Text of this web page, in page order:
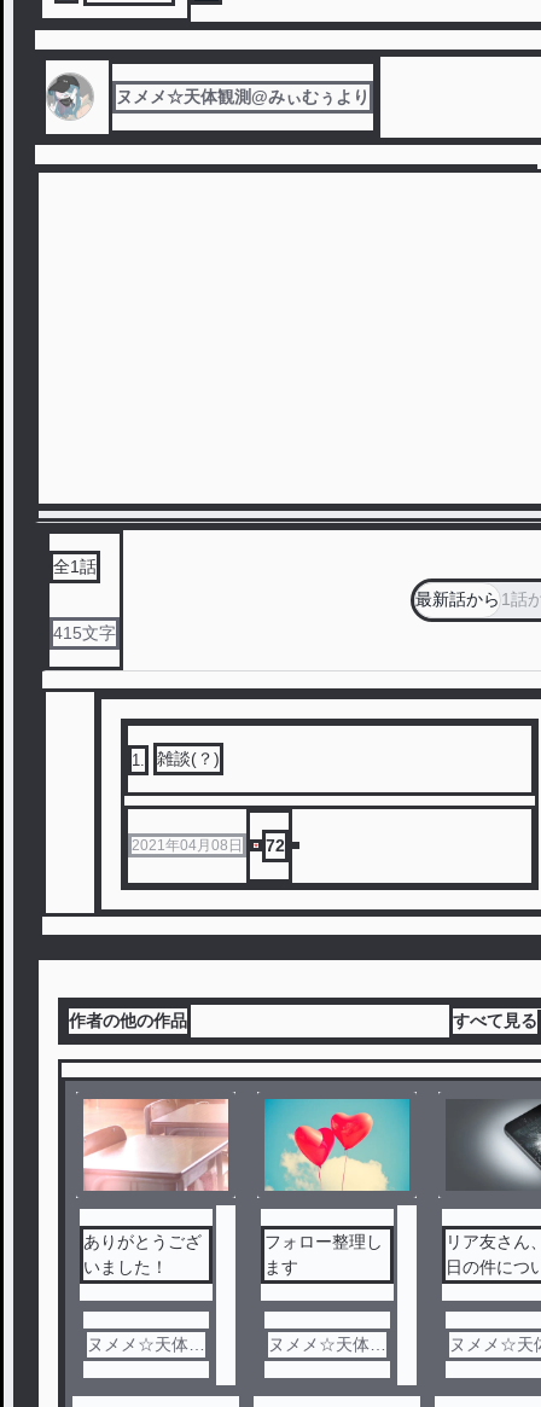
ヌメメ☆天体観測@みぃむぅより
全1話
415文字
最新話から1話
1 雑談(？)
2021年04月08日 72
作者の他の作品 すべて見る
ありがとうござ
いました！
ヌメメ☆天体観
り
フォロー整理し
ます
ヌメメ☆天体観
り
リア友さん
日の件につ
ヌメメ☆天
り